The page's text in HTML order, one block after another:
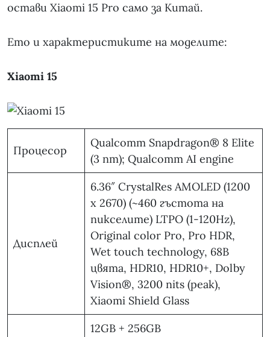
остави Xiaomi 15 Pro само за Китай.
Ето и характеристиките на моделите:
Xiaomi 15
Процесор
Qualcomm Snapdragon® 8 Elite
(3 nm); Qualcomm AI engine
Дисплей
6.36″ CrystalRes AMOLED (1200
x 2670) (~460 гъстота на
пикселите) LTPO (1-120Hz),
Original color Pro, Pro HDR,
Wet touch technology, 68B
цвята, HDR10, HDR10+, Dolby
Vision®, 3200 nits (peak),
Xiaomi Shield Glass
12GB + 256GB